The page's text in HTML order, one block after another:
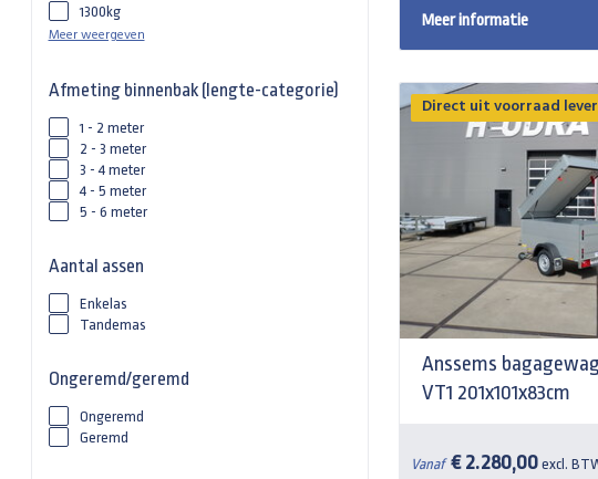
1300kg
Meer weergeven
Afmeting binnenbak (lengte-categorie)
1 - 2 meter
2 - 3 meter
3 - 4 meter
4 - 5 meter
5 - 6 meter
Aantal assen
Enkelas
Tandemas
Ongeremd/geremd
Ongeremd
Geremd
Meer informatie
Direct uit voorraad
Anssems
VT1 201x101x83cm
Vanaf € 2.280,00 excl.